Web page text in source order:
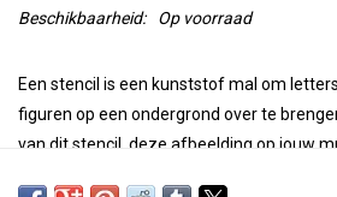
Beschikbaarheid:
Op voorraad
Een stencil is een kunststof mal om
figuren op een ondergrond over te
van dit stencil, deze afbeelding op jouw